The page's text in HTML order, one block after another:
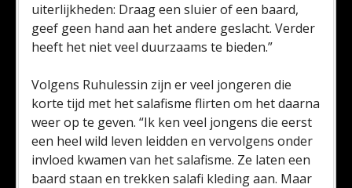
uiterlijkheden: Draag een sluier of een baard,
geef geen hand aan het andere geslacht. Verder
heeft het niet veel duurzaams te bieden.”
Volgens Ruhulessin zijn er veel jongeren die
korte tijd met het salafisme flirten om het daarna
weer op te geven. “Ik ken veel jongens die eerst
een heel wild leven leidden en vervolgens onder
invloed kwamen van het salafisme. Ze laten een
baard staan en trekken salafi kleding aan. Maar